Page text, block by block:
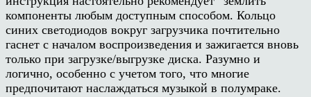
компоненты любым доступным способом. Кольцо
синих светодиодов вокруг загрузчика почтительно
гаснет с началом воспроизведения и зажигается вновь
только при загрузке/выгрузке диска. Разумно и
логично, особенно с учетом того, что многие
предпочитают наслаждаться музыкой в полумраке.